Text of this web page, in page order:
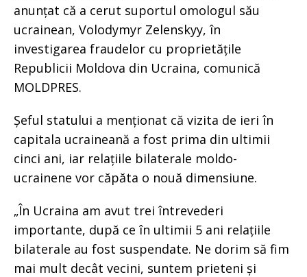
anunțat că a cerut suportul omologul său
ucrainean, Volodymyr Zelenskyy, în
investigarea fraudelor cu proprietățile
Republicii Moldova din Ucraina, comunică
MOLDPRES.
Șeful statului a menționat că vizita de ieri în
capitala ucraineană a fost prima din ultimii
cinci ani, iar relațiile bilaterale moldo-
ucrainene vor căpăta o nouă dimensiune.
„În Ucraina am avut trei întrevederi
importante, după ce în ultimii 5 ani relațiile
bilaterale au fost suspendate. Ne dorim să fim
mai mult decât vecini, suntem prieteni și